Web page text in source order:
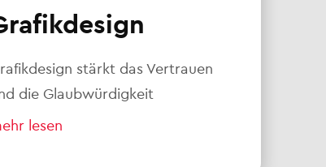
stärkt das Vertrauen
die Glaubwürdigkeit
lesen